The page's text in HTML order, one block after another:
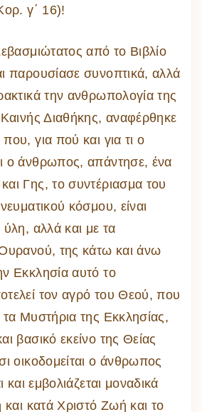
γ΄ 16)!
από το Βιβλίο
παρουσίασε συνοπτικά, αλλά
την ανθρωπολογία της
Διαθήκης, αναφέρθηκε
για πού και για τι ο
ο άνθρωπος, απάντησε, ένα
Γης, το συντέριασμα του
κόσμου, είναι
αλλά και με τα
της κάτω και άνω
Εκκλησία αυτό το
τον αγρό του Θεού, που
τα Μυστήρια της Εκκλησίας,
βασικό εκείνο της Θείας
οικοδομείται ο άνθρωπος
και εμβολιάζεται μοναδικά
και κατά Χριστό Ζωή και το